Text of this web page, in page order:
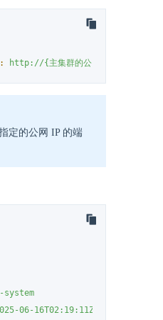
http://{主集群的公网
定的公网 IP 的端
system
06-16T02:19:11Z'